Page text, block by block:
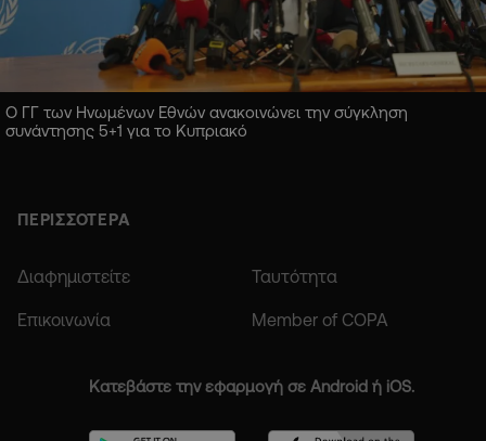
Ο ΓΓ των Ηνωμένων Εθνών ανακοινώνει την σύγκληση
συνάντησης 5+1 για το Κυπριακό
ΠΕΡΙΣΣΟΤΕΡΑ
Διαφημιστείτε Ταυτότητα
Επικοινωνία Member of COPA
Κατεβάστε την εφαρμογή σε Android ή iOS.